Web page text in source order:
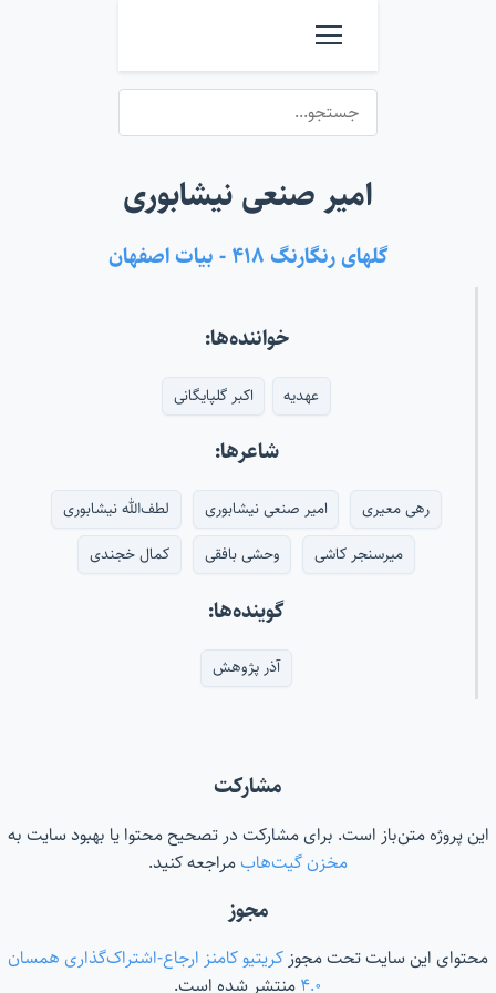
امیر صنعی نیشابوری
گلهای رنگارنگ ۴۱۸ - بیات اصفهان
خواننده‌ها:
عهدیه اکبر گلپایگانی
شاعرها:
رهی معیری امیر صنعی نیشابوری
لطف‌الله نیشابوری
میرسنجر کاشی
وحشی بافقی کمال خجندی
گوینده‌ها:
آذر پژوهش
مشارکت
این پروژه متن‌باز است. برای مشارکت در تصحیح محتوا یا بهبود سایت به
مخزن گیت‌هابمراجعه کنید.
مجوز
محتوای این سایت تحت مجوز کریتیو کامنز ارجاع-اشتراک‌گذاری همسان
۴.۰ منتشر شده است.